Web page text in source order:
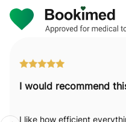
I like how efficient